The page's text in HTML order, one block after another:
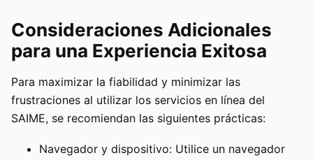
Consideraciones Adicionales
para una Experiencia Exitosa
Para maximizar la fiabilidad y minimizar las
frustraciones al utilizar los servicios en línea del
SAIME, se recomiendan las siguientes prácticas:
Navegador y dispositivo: Utilice un navegador